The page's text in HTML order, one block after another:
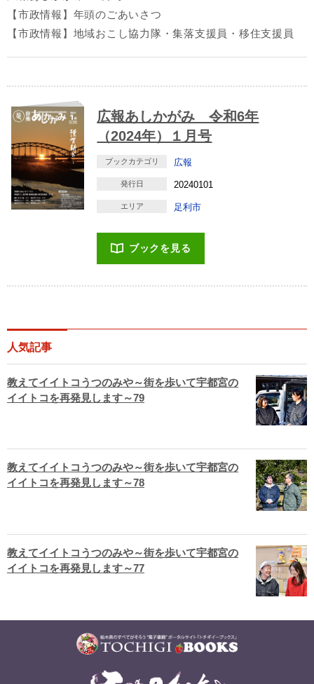
【市政情報】年頭のごあいさつ
【市政情報】地域おこし協力隊・集落支援員・移住支援員
広報あしかがみ 令和6年
（2024年）１月号
ブックカテゴリ 広報
発行日 20240101
エリア 足利市
ブックを見る
人気記事
教えてイイトコうつのみや～街を歩いて宇都宮の
イイトコを再発見します～79
教えてイイトコうつのみや～街を歩いて宇都宮の
イイトコを再発見します～78
教えてイイトコうつのみや～街を歩いて宇都宮の
イイトコを再発見します～77